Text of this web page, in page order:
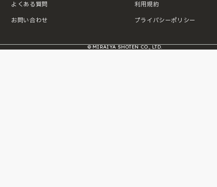
よくある質問
お問い合わせ
利用規約
プライバシーポリシー
© MIRAIYA SHOTEN CO., LTD.